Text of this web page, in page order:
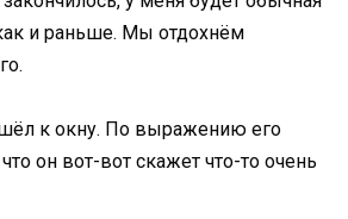
и раньше. Мы отдохнём
к окну. По выражению его
он вот-вот скажет что-то очень